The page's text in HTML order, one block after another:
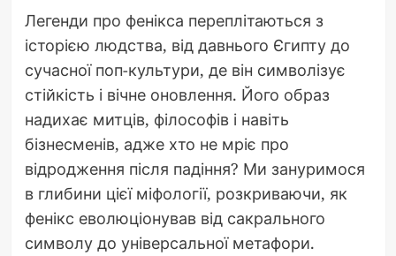
Легенди про фенікса переплітаються з
історією людства, від давнього Єгипту до
сучасної поп-культури, де він символізує
стійкість і вічне оновлення. Його образ
надихає митців, філософів і навіть
бізнесменів, адже хто не мріє про
відродження після падіння? Ми зануримося
в глибини цієї міфології, розкриваючи, як
фенікс еволюціонував від сакрального
символу до універсальної метафори.